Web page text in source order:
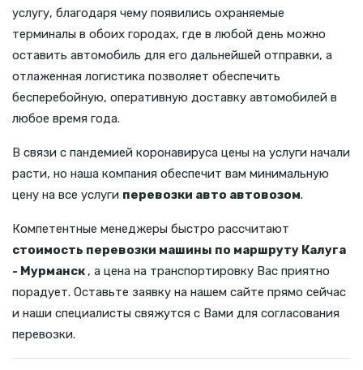
услугу, благодаря чему появились охраняемые
терминалы в обоих городах, где в любой день можно
оставить автомобиль для его дальнейшей отправки, а
отлаженная логистика позволяет обеспечить
бесперебойную, оперативную доставку автомобилей в
любое время года.
В связи с пандемией коронавируса цены на услуги начали
расти, но наша компания обеспечит вам минимальную
цену на все услуги перевозки авто автовозом.
Компетентные менеджеры быстро рассчитают
стоимость перевозки машины по маршруту Калуга
- Мурманск , а цена на транспортировку Вас приятно
порадует. Оставьте заявку на нашем сайте прямо сейчас
и наши специалисты свяжутся с Вами для согласования
перевозки.